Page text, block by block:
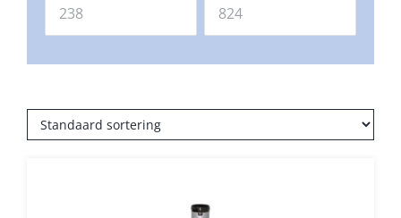
Balkonklemmen